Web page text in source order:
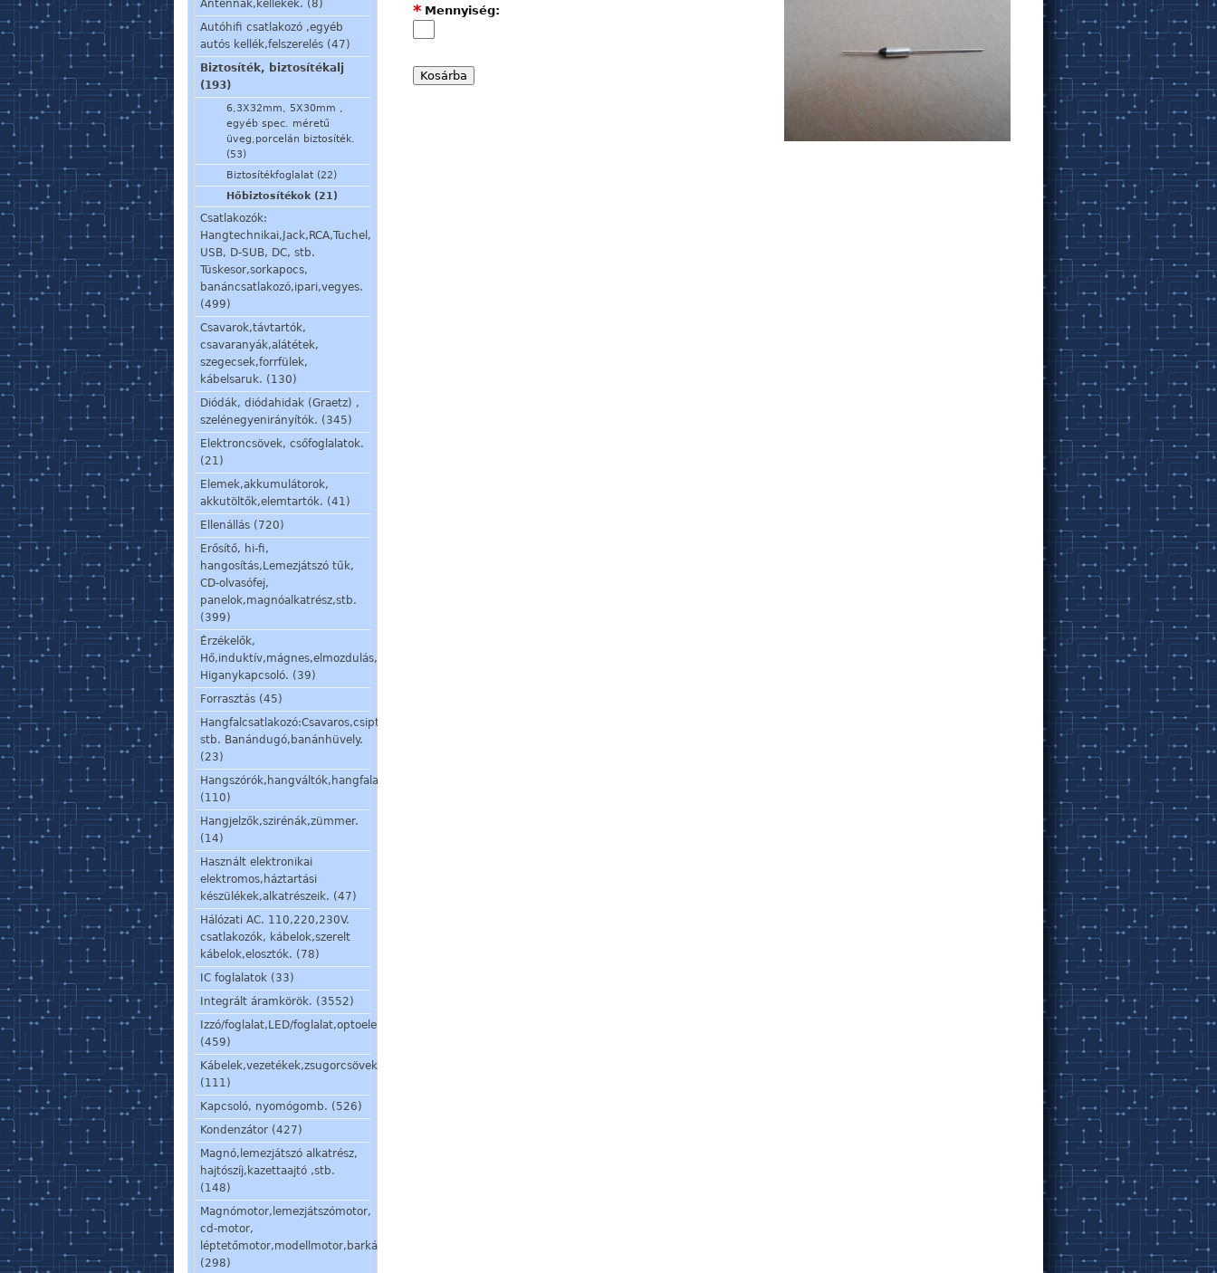
Antennák,kellékek. (8)
Autóhifi csatlakozó ,egyéb
autós kellék,felszerelés (47)
Biztosíték, biztosítékalj
(193)
6,3X32mm, 5X30mm ,
egyéb spec. méretű
üveg,porcelán biztosíték.
(53)
Biztosítékfoglalat (22)
Hőbiztosítékok (21)
Csatlakozók:
Hangtechnikai,Jack,RCA,Tuchel,
USB, D-SUB, DC, stb.
Tüskesor,sorkapocs,
banáncsatlakozó,ipari,vegyes.
(499)
Csavarok,távtartók,
csavaranyák,alátétek,
szegecsek,forrfülek,
kábelsaruk. (130)
Diódák, diódahidak (Graetz) ,
szelénegyenirányítók. (345)
Elektroncsövek, csőfoglalatok.
(21)
Elemek,akkumulátorok,
akkutöltők,elemtartók. (41)
Ellenállás (720)
Erősítő, hi-fi,
hangosítás,Lemezjátszó tűk,
CD-olvasófej,
panelok,magnóalkatrész,stb.
(399)
Érzékelők,
Hő,induktív,mágnes,elmozdulás,stb.
Higanykapcsoló. (39)
Forrasztás (45)
Hangfalcsatlakozó:Csavaros,csiptetős,speakon,din,
stb. Banándugó,banánhüvely.
(23)
Hangszórók,hangváltók,hangfalalkatrészek,mikrofon,fülhallgató.
(110)
Hangjelzők,szirénák,zümmer.
(14)
Használt elektronikai
elektromos,háztartási
készülékek,alkatrészeik. (47)
Hálózati AC. 110,220,230V.
csatlakozók, kábelok,szerelt
kábelok,elosztók. (78)
IC foglalatok (33)
Integrált áramkörök. (3552)
Izzó/foglalat,LED/foglalat,optoelem,kijelző,jelzőlámpa.
(459)
Kábelek,vezetékek,zsugorcsövek,szigetelőcsövek.
(111)
Kapcsoló, nyomógomb. (526)
Kondenzátor (427)
Magnó,lemezjátszó alkatrész,
hajtószíj,kazettaajtó ,stb.
(148)
Magnómotor,lemezjátszómotor,
cd-motor,
léptetőmotor,modellmotor,barkácsmotor.
(298)
Mennyiség:
*